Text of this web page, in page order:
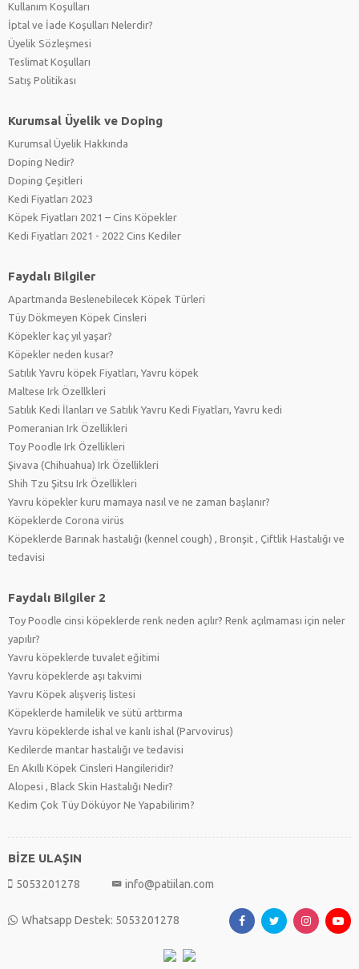
Kullanım Koşulları
İptal ve İade Koşulları Nelerdir?
Üyelik Sözleşmesi
Teslimat Koşulları
Satış Politikası
Kurumsal Üyelik ve Doping
Kurumsal Üyelik Hakkında
Doping Nedir?
Doping Çeşitleri
Kedi Fiyatları 2023
Köpek Fiyatları 2021 – Cins Köpekler
Kedi Fiyatları 2021 - 2022 Cins Kediler
Faydalı Bilgiler
Apartmanda Beslenebilecek Köpek Türleri
Tüy Dökmeyen Köpek Cinsleri
Köpekler kaç yıl yaşar?
Köpekler neden kusar?
Satılık Yavru köpek Fiyatları, Yavru köpek
Maltese Irk Özellkleri
Satılık Kedi İlanları ve Satılık Yavru Kedi Fiyatları, Yavru kedi
Pomeranian Irk Özellikleri
Toy Poodle Irk Özellikleri
Şivava (Chihuahua) Irk Özellikleri
Shih Tzu Şitsu Irk Özellikleri
Yavru köpekler kuru mamaya nasıl ve ne zaman başlanır?
Köpeklerde Corona virüs
Köpeklerde Barınak hastalığı (kennel cough) , Bronşit , Çiftlik Hastalığı ve
tedavisi
Faydalı Bilgiler 2
Toy Poodle cinsi köpeklerde renk neden açılır? Renk açılmaması için neler
yapılır?
Yavru köpeklerde tuvalet eğitimi
Yavru köpeklerde aşı takvimi
Yavru Köpek alışveriş listesi
Köpeklerde hamilelik ve sütü arttırma
Yavru köpeklerde ishal ve kanlı ishal (Parvovirus)
Kedilerde mantar hastalığı ve tedavisi
En Akıllı Köpek Cinsleri Hangileridir?
Alopesi , Black Skin Hastalığı Nedir?
Kedim Çok Tüy Döküyor Ne Yapabilirim?
BİZE ULAŞIN
5053201278 info@patiilan.com
Whatsapp Destek: 5053201278